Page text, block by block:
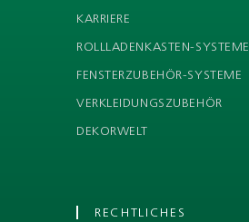
KARRIERE
ROLLLADENKASTEN-SYSTEME
FENSTERZUBEHÖR-SYSTEME
VERKLEIDUNGSZUBEHÖR
DEKORWELT
RECHTLICHES